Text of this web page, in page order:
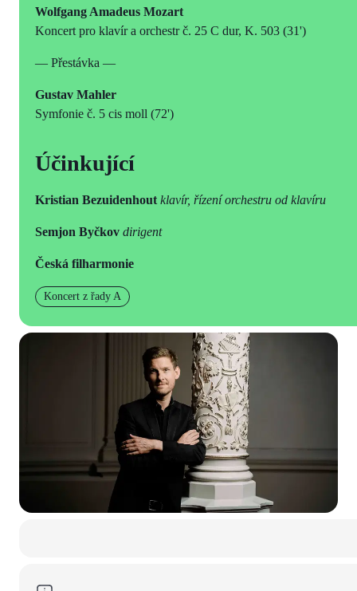
Wolfgang Amadeus Mozart
Koncert pro klavír a orchestr č. 25 C dur, K. 503 (31')
— Přestávka —
Gustav Mahler
Symfonie č. 5 cis moll (72')
Účinkující
Kristian Bezuidenhout klavír, řízení orchestru od klavíru
Semjon Byčkov dirigent
Česká filharmonie
Koncert z řady A